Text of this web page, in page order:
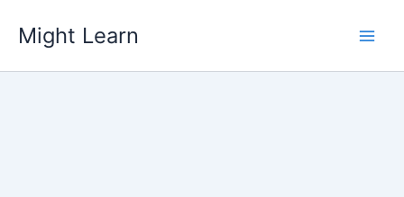
content
Might Learn